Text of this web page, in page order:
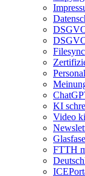
Filesync
KI
Video
FTTH